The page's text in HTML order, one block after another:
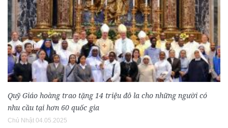
Quỹ Giáo hoàng trao tặng 14 triệu đô la cho những người có
nhu cầu tại hơn 60 quốc gia
Chủ Nhật 04.05.2025